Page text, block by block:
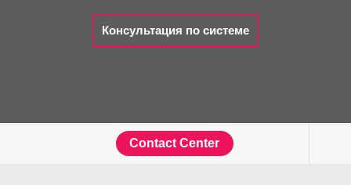
Консультация по системе
Contact Center